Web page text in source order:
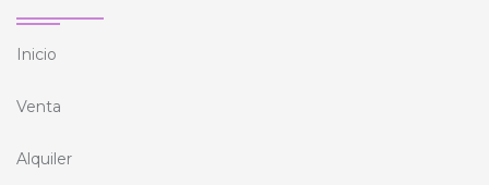
Inicio
Venta
Alquiler